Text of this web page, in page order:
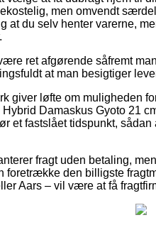
men omvendt
at du selv henter varerne,
ret afgørende såfremt
at man besigtiger
giver løfte om muligheden
Damaskus Gyoto 21
et fastslået tidspunkt,
fragt uden betaling,
foretrække den billigste
Aars – vil være at få